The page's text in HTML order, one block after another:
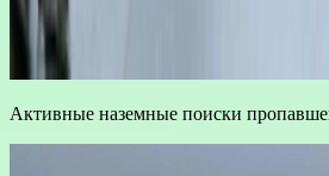
Активные наземные поиски